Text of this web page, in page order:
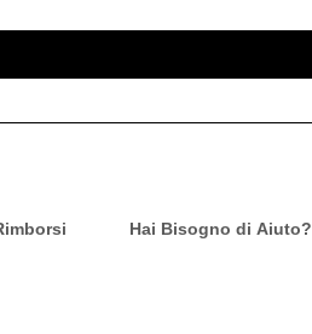
Hai Bisogno di Aiuto?